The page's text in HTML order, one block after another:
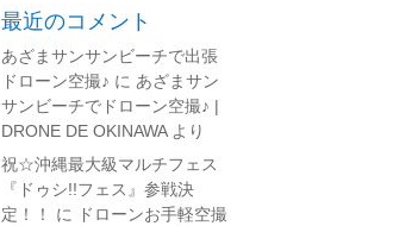
最近のコメント
あざまサンサンビーチで出張
ドローン空撮♪ に あざまサン
サンビーチでドローン空撮♪ |
DRONE DE OKINAWAより
祝☆沖縄最大級マルチフェス
『ドゥシ!!フェス』参戦決
定！！
に
ドローンお手軽空撮